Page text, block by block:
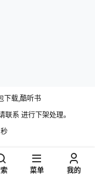
下载,酷听书
系 进行下架处理。
菜单 我的